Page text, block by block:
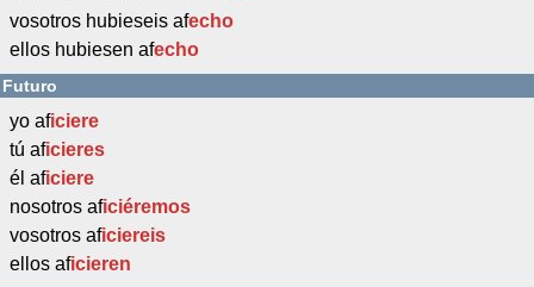
vosotros hubieseis afecho
ellos hubiesen afecho
Futuro
yo aficiere
tú aficieres
él aficiere
nosotros aficiéremos
vosotros aficiereis
ellos aficieren